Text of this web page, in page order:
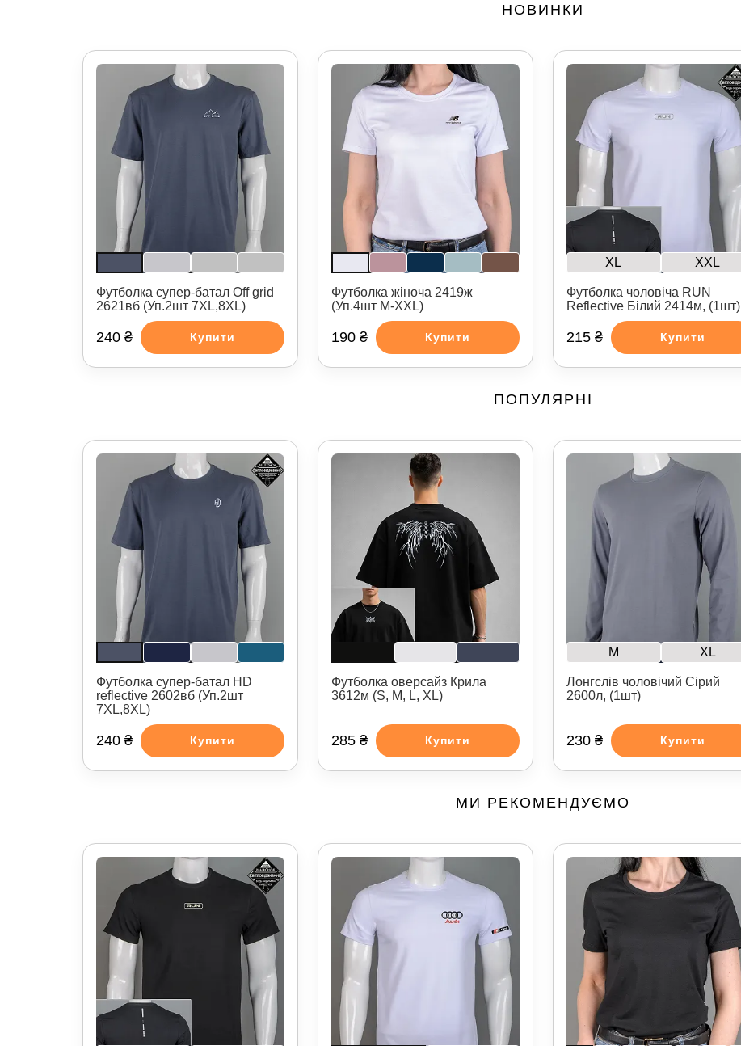
НОВИНКИ
Футболка супер-батал Off grid
2621вб (Уп.2шт 7XL,8XL)
240 ₴ Купити
Футболка жіноча 2419ж
(Уп.4шт M-XXL)
190 ₴ Купити
XL XXL
Футболка чоловіча RUN
Reflective Білий 2414м, (1шт)
215 ₴ Купити
ПОПУЛЯРНІ
Футболка супер-батал HD
reflective 2602вб (Уп.2шт
7XL,8XL)
240 ₴ Купити
Футболка оверсайз Крила
3612м (S, M, L, XL)
285 ₴ Купити
M XL
Лонгслів чоловічий Сірий
2600л, (1шт)
230 ₴ Купити
МИ РЕКОМЕНДУЄМО